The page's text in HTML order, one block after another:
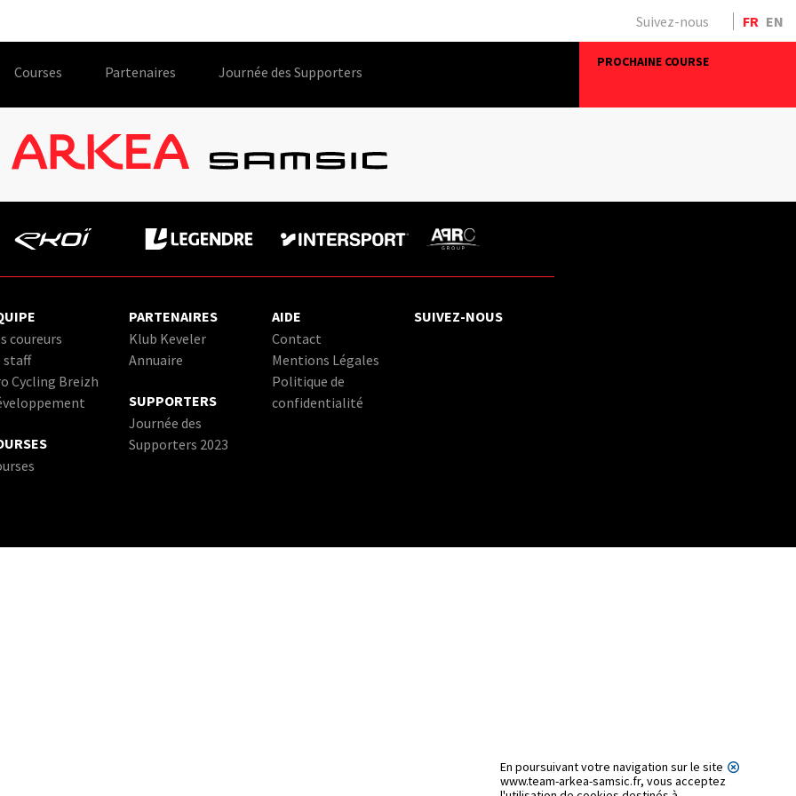
En poursuivant votre navigation sur le site
www.team-arkea-samsic.fr, vous acceptez
Suivez-nous FR EN
Courses Partenaires Journée des Supporters
PROCHAINE COURSE
coureurs
staff
Cycling Breizh
PARTENAIRES
Klub Keveler
Annuaire
SUPPORTERS
Journée des
Supporters 2023
AIDE
Contact
Mentions Légales
Politique de
confidentialité
SUIVEZ-NOUS